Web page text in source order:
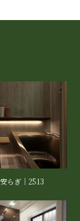
らぎ｜2513